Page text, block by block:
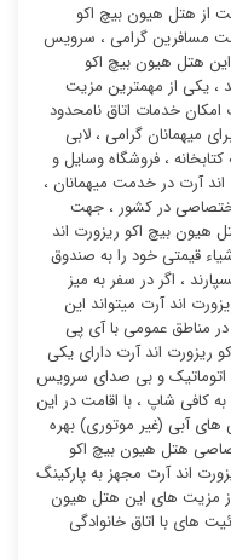
از هتل هیون بیچ اکو
مسافرین گرامی ، سرویس
هتل هیون بیچ اکو
، یکی از مهمترین مزیت
خدمات اتاق نامحدود
میهمانان گرامی ، لابی
، فروشگاه وسایل و
آرت در خدمت میهمانان ،
در کشور ، جهت
۲۴ ساعته در هتل هیون بیچ اکو ریزورت اند
قیمتی خود را به صندوق
، اگر در سفر به میز
اند آرت میتواند این
مناطق عمومی با آی پی
اند آرت دارای یکی
اتوماتیک و بی صدای سرویس
کافی شاپ ، با اقامت در این
آبی (غیر موتوری) بهره
هتل هیون بیچ اکو
اند آرت مجهز به پارکینگ
مزیت های این هتل هیون
‌های با اتاق خانوادگی